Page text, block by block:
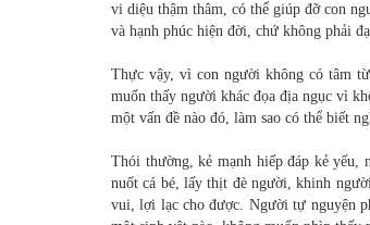
vi diệu thậm thâm, có thể giúp đỡ con
và hạnh phúc hiện đời, chứ không phải
Thực vậy, vì con người không có tâm
muốn thấy người khác đọa địa ngục vì
một vấn đề nào đó, làm sao có thể biết
Thói thường, kẻ mạnh hiếp đáp kẻ yếu,
nuốt cá bé, lấy thịt đè người, khinh
vui, lợi lạc cho được. Người tự nguyện